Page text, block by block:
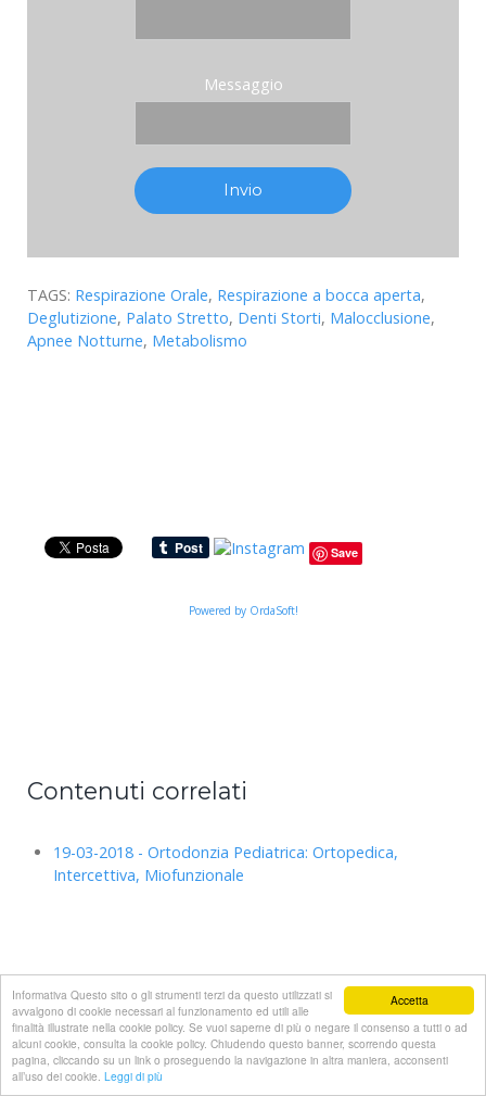
Accetta
Informativa Questo sito o gli strumenti terzi da questo utilizzati si
avvalgono di cookie necessari al funzionamento ed utili alle
finalità illustrate nella cookie policy. Se vuoi saperne di più o negare il consenso a tutti o ad
alcuni cookie, consulta la cookie policy. Chiudendo questo banner, scorrendo questa
pagina, cliccando su un link o proseguendo la navigazione in altra maniera, acconsenti
all’uso dei cookie. Leggi di più
Messaggio
TAGS: Respirazione Orale, Respirazione a bocca aperta,
Deglutizione, Palato Stretto, Denti Storti, Malocclusione,
Apnee Notturne, Metabolismo
Save
Powered by OrdaSoft!
Contenuti correlati
19-03-2018 - Ortodonzia Pediatrica: Ortopedica,
Intercettiva, Miofunzionale